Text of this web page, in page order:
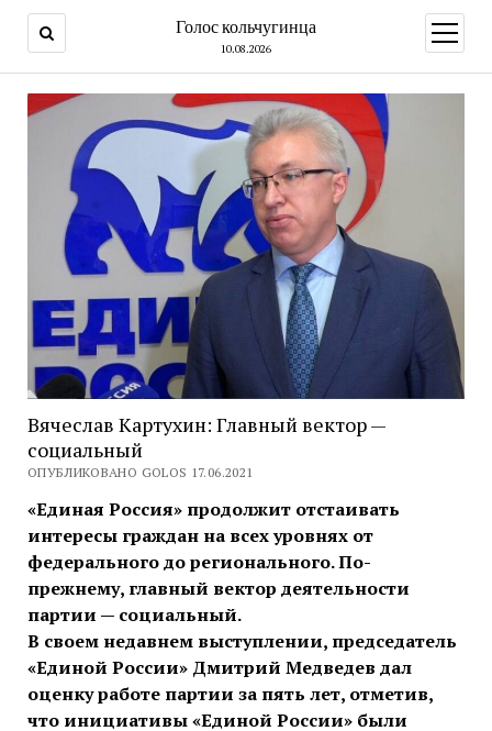
Голос кольчугинца
10.08.2026
меню
Вячеслав Картухин: Главный вектор —
социальный
ОПУБЛИКОВАНО GOLOS 17.06.2021
«Единая Россия» продолжит отстаивать
интересы граждан на всех уровнях от
федерального до регионального. По-
прежнему, главный вектор деятельности
партии — социальный.
В своем недавнем выступлении, председатель
«Единой России» Дмитрий Медведев дал
оценку работе партии за пять лет, отметив,
что инициативы «Единой России» были